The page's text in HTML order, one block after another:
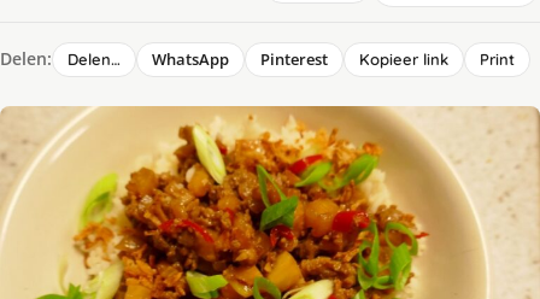
Delen: Delen… WhatsApp Pinterest Kopieer link Print